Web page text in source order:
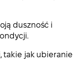
duszność i
takie jak ubieranie